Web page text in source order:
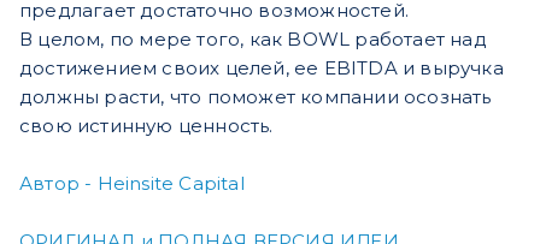
предлагает достаточно возможностей.
В целом, по мере того, как BOWL работает над
достижением своих целей, ее EBITDA и выручка
должны расти, что поможет компании осознать
свою истинную ценность.
Автор - Heinsite Capital